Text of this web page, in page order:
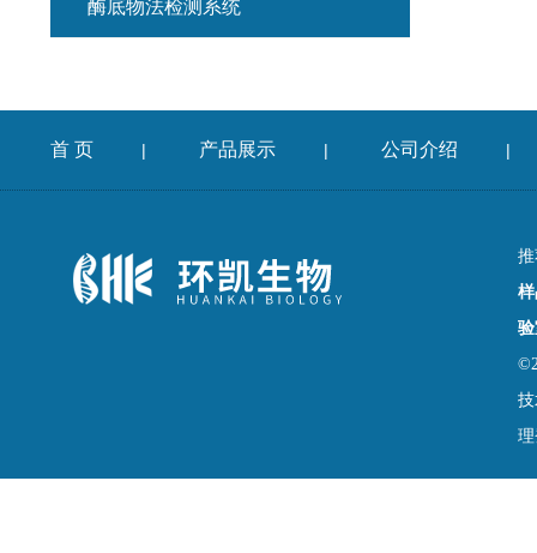
酶底物法检测系统
首 页 | 产品展示 | 公司介绍 |